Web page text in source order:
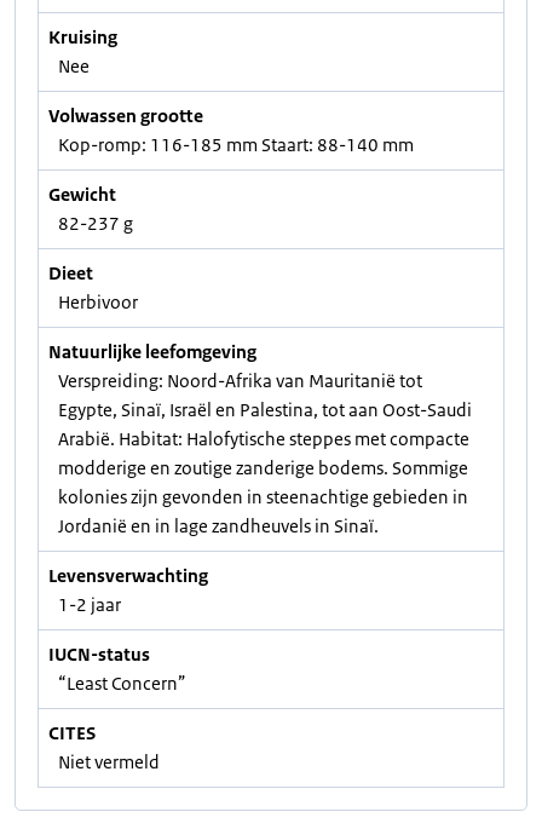
Kruising
Nee
Volwassen grootte
Kop-romp: 116-185 mm Staart: 88-140 mm
Gewicht
82-237 g
Dieet
Herbivoor
Natuurlijke leefomgeving
Verspreiding: Noord-Afrika van Mauritanië tot
Egypte, Sinaï, Israël en Palestina, tot aan Oost-Saudi
Arabië. Habitat: Halofytische steppes met compacte
modderige en zoutige zanderige bodems. Sommige
kolonies zijn gevonden in steenachtige gebieden in
Jordanië en in lage zandheuvels in Sinaï.
Levensverwachting
1-2 jaar
IUCN-status
“Least Concern”
CITES
Niet vermeld